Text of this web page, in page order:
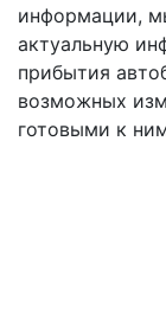
информации,
актуальную
прибытия
возможных
готовыми к